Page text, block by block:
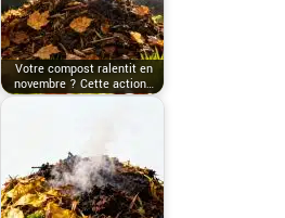
Votre compost ralentit en
novembre ? Cette action…